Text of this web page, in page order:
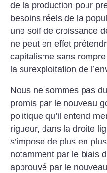
de la production pour
besoins réels de la
une soif de croissance
ne peut en effet
capitalisme sans
la surexploitation de
Nous ne sommes pas
promis par le nouveau
politique qu’il entend
rigueur, dans la droite
s’impose de plus en
notamment par le biais
approuvé par le